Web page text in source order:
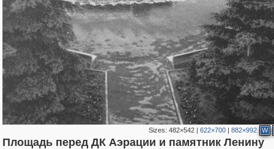
Sizes: 482×542| 622×700| 882×992 W
Площадь перед ДК Аэрации и памятник Ленину
1,406,672 29,243
319,864 8,286 11,379 197 1,745 35